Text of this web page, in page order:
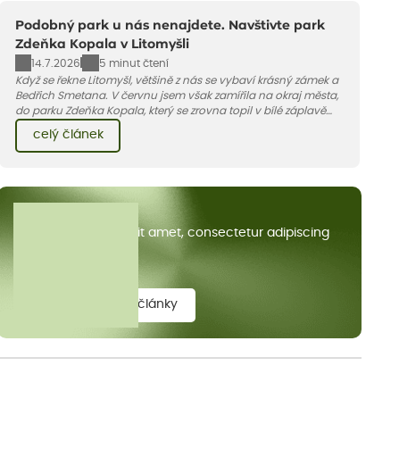
Podobný park u nás nenajdete. Navštivte park
Zdeňka Kopala v Litomyšli
14.7.2026
5 minut čtení
Když se řekne Litomyšl, většině z nás se vybaví krásný zámek a
Bedřich Smetana. V červnu jsem však zamířila na okraj města,
do parku Zdeňka Kopala, který se zrovna topil v bílé záplavě
kvetoucích kopretin. Fotky řeknou víc než slova, přidávám k
nim pár řádků o tom, jak tento jedinečný kus krajiny vznikl.
celý článek
Lorem ipsum dolor sit amet, consectetur adipiscing
zobrazit všechny články